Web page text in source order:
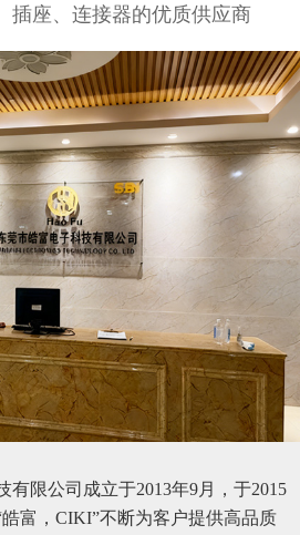
插座、连接器的优质供应商
限公司成立于2013年9月，于2015
富，CIKI”不断为客户提供高品质